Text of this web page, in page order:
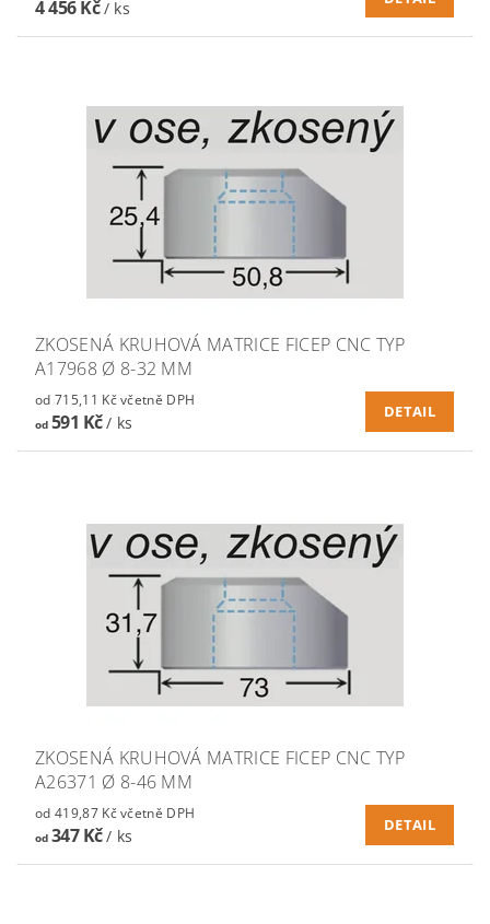
4 456 Kč/ ks
ZKOSENÁ KRUHOVÁ MATRICE FICEP CNC TYP
A17968 Ø 8-32 MM
od 715,11 Kč včetně DPH
od591 Kč/ ks
DETAIL
ZKOSENÁ KRUHOVÁ MATRICE FICEP CNC TYP
A26371 Ø 8-46 MM
od 419,87 Kč včetně DPH
od347 Kč/ ks
DETAIL